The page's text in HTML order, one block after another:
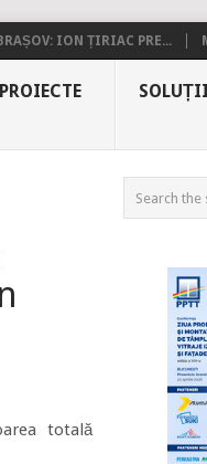
BRAȘOV: ION ȚIRIAC PRE...
PROIECTE
totală